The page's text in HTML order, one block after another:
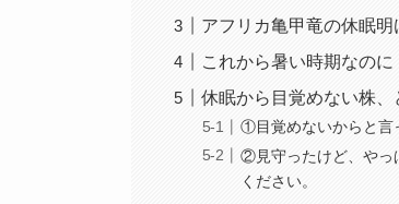
アフリカ亀甲竜の休眠明
これから暑い時期なの
休眠から目覚めない株、
①目覚めないからと言
②見守ったけど、や
ください。